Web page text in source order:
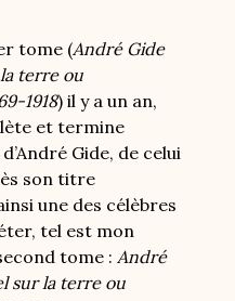
tome (André Gide
terre ou
1918) il y a un an,
et termine
Gide, de celui
son titre
une des célèbres
tel est mon
tome : André
sur la terre ou